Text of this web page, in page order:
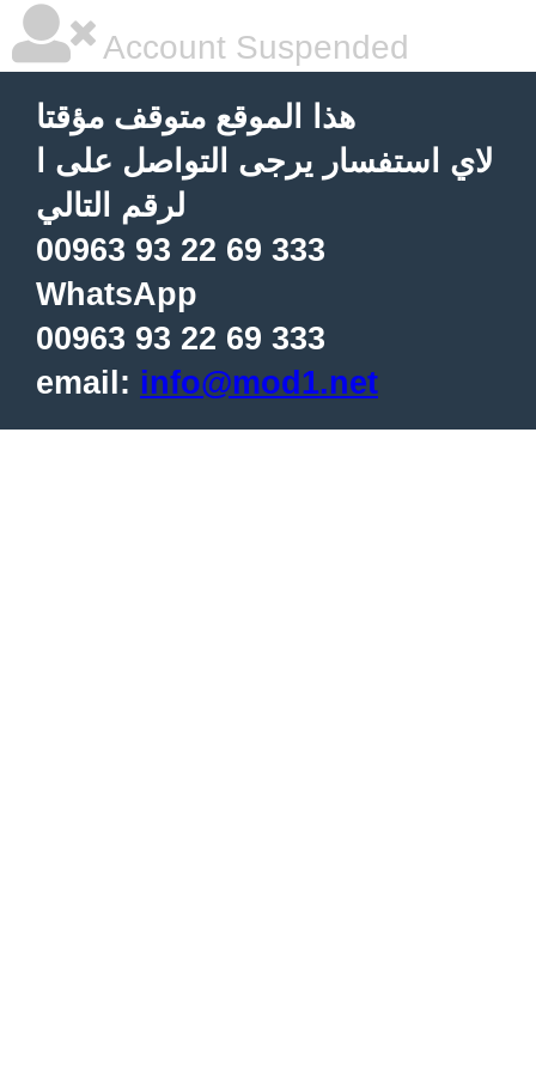
Account Suspended
هذا الموقع متوقف مؤقتا
لاي استفسار يرجى التواصل على ا
لرقم التالي
00963 93 22 69 333
WhatsApp
00963 93 22 69 333
email: info@mod1.net